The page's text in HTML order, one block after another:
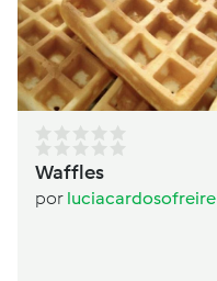
Waffles
por luciacardosofreire